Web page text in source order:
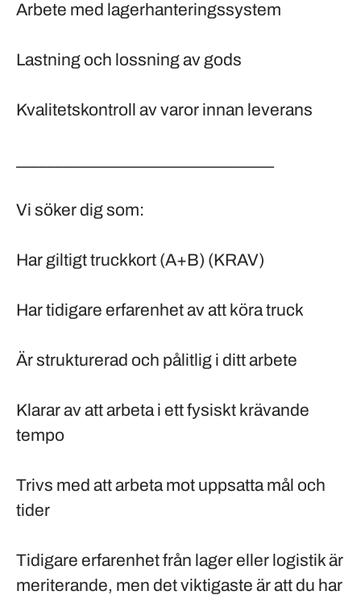
Arbete med lagerhanteringssystem
Lastning och lossning av gods
Kvalitetskontroll av varor innan leverans
Vi söker dig som:
Har giltigt truckkort (A+B) (KRAV)
Har tidigare erfarenhet av att köra truck
Är strukturerad och pålitlig i ditt arbete
Klarar av att arbeta i ett fysiskt krävande
tempo
Trivs med att arbeta mot uppsatta mål och
tider
Tidigare erfarenhet från lager eller logistik är
meriterande, men det viktigaste är att du har